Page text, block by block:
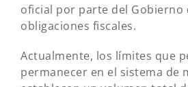
oficial por parte del Gobierno
obligaciones fiscales.
Actualmente, los límites que
permanecer en el sistema de